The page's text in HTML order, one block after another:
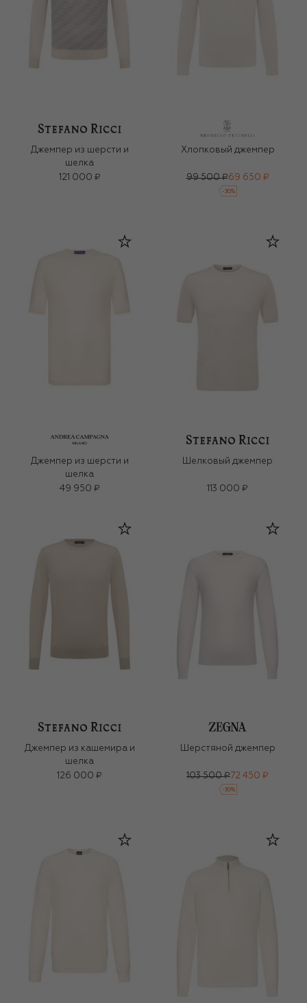
Джемпер из шерсти и
шелка
121 000 ₽
Хлопковый джемпер
99 500 ₽69 650 ₽
-30%
Джемпер из шерсти и
шелка
49 950 ₽
Шелковый джемпер
113 000 ₽
Джемпер из кашемира и
шелка
126 000 ₽
Шерстяной джемпер
103 500 ₽72 450 ₽
-30%